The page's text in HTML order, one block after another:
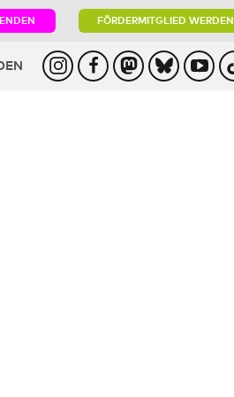
FÖRDERMITGLIED WERDEN